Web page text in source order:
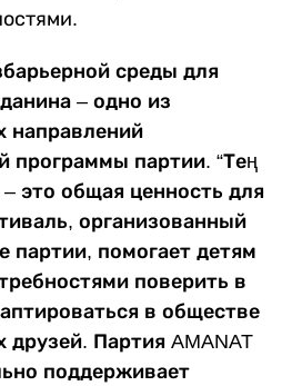
среды для
– одно из
направлений
программы партии. “Тең
– это общая ценность для
организованный
партии, помогает детям
поверить в
в обществе
друзей. Партия AMANAT
поддерживает